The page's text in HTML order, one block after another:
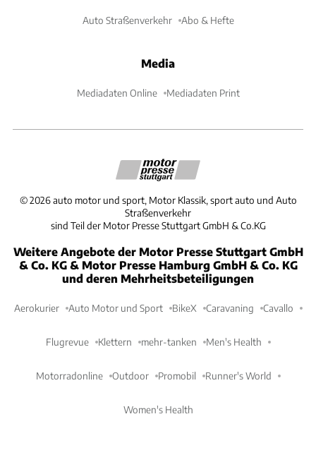
Auto Straßenverkehr Abo & Hefte
Media
Mediadaten Online Mediadaten Print
©2026 auto motor und sport, Motor Klassik, sport auto und Auto
Straßenverkehr
sind Teil der Motor Presse Stuttgart GmbH & Co.KG
Weitere Angebote der Motor Presse Stuttgart GmbH
& Co. KG & Motor Presse Hamburg GmbH & Co. KG
und deren Mehrheitsbeteiligungen
Aerokurier Auto Motor und Sport BikeX Caravaning Cavallo
Flugrevue Klettern mehr-tanken Men's Health
Motorradonline Outdoor Promobil Runner's World
Women's Health